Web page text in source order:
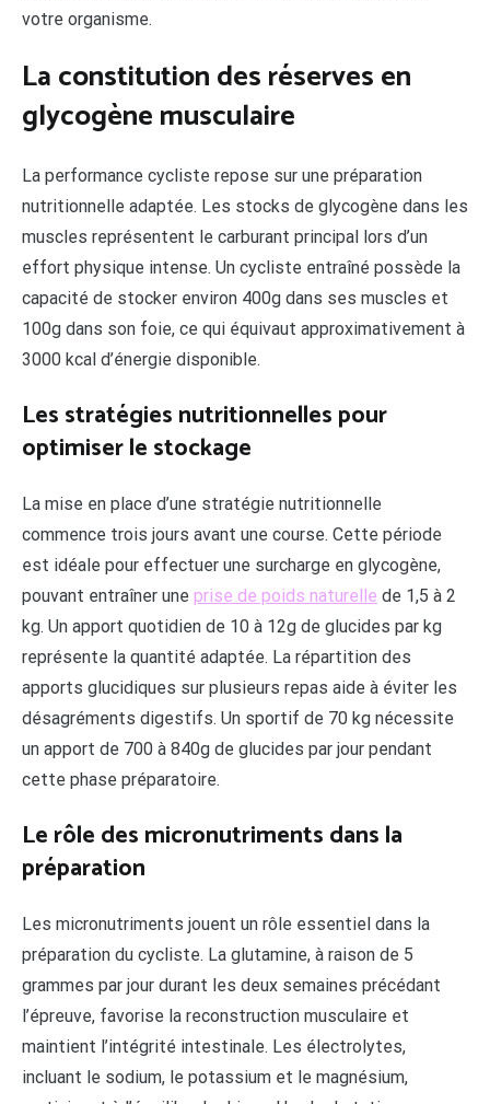
votre organisme.
La constitution des réserves en
glycogène musculaire
La performance cycliste repose sur une préparation
nutritionnelle adaptée. Les stocks de glycogène dans les
muscles représentent le carburant principal lors d’un
effort physique intense. Un cycliste entraîné possède la
capacité de stocker environ 400g dans ses muscles et
100g dans son foie, ce qui équivaut approximativement à
3000 kcal d’énergie disponible.
Les stratégies nutritionnelles pour
optimiser le stockage
La mise en place d’une stratégie nutritionnelle
commence trois jours avant une course. Cette période
est idéale pour effectuer une surcharge en glycogène,
pouvant entraîner une prise de poids naturelle de 1,5 à 2
kg. Un apport quotidien de 10 à 12g de glucides par kg
représente la quantité adaptée. La répartition des
apports glucidiques sur plusieurs repas aide à éviter les
désagréments digestifs. Un sportif de 70 kg nécessite
un apport de 700 à 840g de glucides par jour pendant
cette phase préparatoire.
Le rôle des micronutriments dans la
préparation
Les micronutriments jouent un rôle essentiel dans la
préparation du cycliste. La glutamine, à raison de 5
grammes par jour durant les deux semaines précédant
l’épreuve, favorise la reconstruction musculaire et
maintient l’intégrité intestinale. Les électrolytes,
incluant le sodium, le potassium et le magnésium,